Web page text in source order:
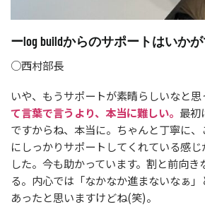
ーlog buildからのサポートはいか
○西村部長
いや、もうサポートが素晴らしいなと思
て言葉で言うより、本当に難しい。 最初
ですからね、本当に。ちゃんと丁寧に
にしっかりサポートしてくれている感
した。今も助かっています。割と前向
る。内心では「なかなか進まないなぁ
あったと思いますけどね(笑)。